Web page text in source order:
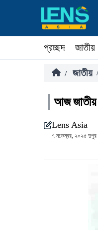
প্রচ্ছদ জাতীয়
/ জাতীয় /
আজ জাতীয়
Lens Asia
৭ নভেম্বর, ২০২৫